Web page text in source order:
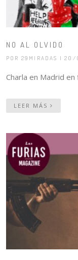
NO AL OLVIDO
POR 29MIRADAS | 20/
Charla en Madrid
LEER MÁS